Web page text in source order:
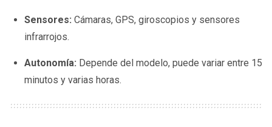
Sensores: Cámaras, GPS, giroscopios y sensores
infrarrojos.
Autonomía: Depende del modelo, puede variar entre 15
minutos y varias horas.